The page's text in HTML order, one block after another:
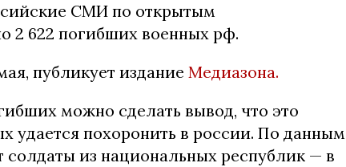
СМИ по открытым
2 622 погибших военных рф.
публикует издание Медиазона.
можно сделать вывод, что это
удается похоронить в россии. По данным
солдаты из национальных республик — в